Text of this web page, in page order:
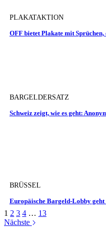
PLAKATAKTION
OFF bietet Plakate mit Sprüchen,
BARGELDERSATZ
Schweiz zeigt, wie es geht:
BRÜSSEL
Europäische Bargeld-Lobby geht
1 2 3 4 … 13
Nächste